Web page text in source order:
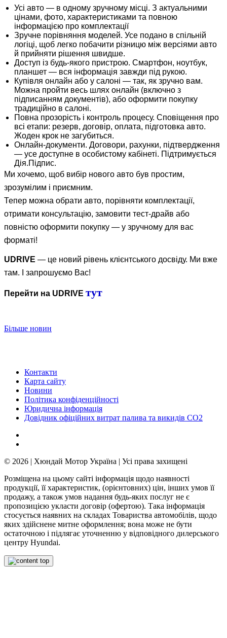
Усі авто — в одному зручному місці. З актуальними
цінами, фото, характеристиками та повною
інформацією про комплектації
Зручне порівняння моделей. Усе подано в спільній
логіці, щоб легко побачити різницю між версіями авто
й прийняти рішення швидше.
Доступ із будь-якого пристрою. Смартфон, ноутбук,
планшет — вся інформація завжди під рукою.
Купівля онлайн або у салоні — так, як зручно вам.
Можна пройти весь шлях онлайн (включно з
підписанням документів), або оформити покупку
традиційно в салоні.
Повна прозорість і контроль процесу. Сповіщення про
всі етапи: резерв, договір, оплата, підготовка авто.
Жоден крок не загубиться.
Онлайн-документи. Договори, рахунки, підтвердження
— усе доступне в особистому кабінеті. Підтримується
Дія.Підпис.
Ми хочемо, щоб вибір нового авто був простим,
зрозумілим і приємним.
Тепер можна обрати авто, порівняти комплектації,
отримати консультацію, замовити тест-драйв або
повністю оформити покупку — у зручному для вас
форматі!
UDRIVE — це новий рівень клієнтського досвіду. Ми вже
там. І запрошуємо Вас!
Перейти на UDRIVE тут
Більше новин
Контакти
Карта сайту
Новини
Політика конфіденційності
Юридична інформація
Довідник офіційних витрат палива та викидів СО2
© 2026 | Хюндай Мотор Україна | Усі права захищені
Розміщена на цьому сайті інформація щодо наявності
продукції, її характеристик, (орієнтовних) цін, інших умов її
продажу, а також умов надання будь-яких послуг не є
пропозицією укласти договір (офертою). Така інформація
стосується наявних на складах Товариства автомобілів, щодо
яких здійснене митне оформлення; вона може не бути
остаточною і підлягає уточненню у відповідного дилерського
центру Hyundai.